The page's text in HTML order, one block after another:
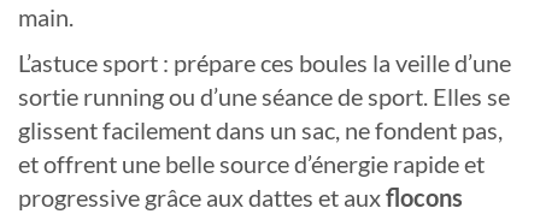
main.
L’astuce sport : prépare ces boules la veille d’une
sortie running ou d’une séance de sport. Elles se
glissent facilement dans un sac, ne fondent pas,
et offrent une belle source d’énergie rapide et
progressive grâce aux dattes et auxflocons